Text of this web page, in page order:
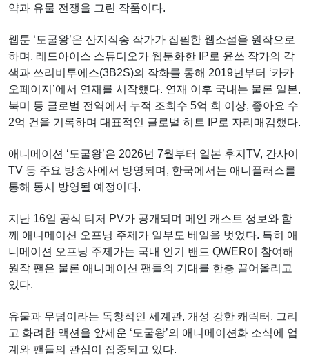
약과 유물 전쟁을 그린 작품이다.
웹툰 ‘도굴왕’은 산지직송 작가가 집필한 웹소설을 원작으로
하며, 레드아이스 스튜디오가 웹툰화한 IP로 윤쓰 작가의 각
색과 쓰리비투에스(3B2S)의 작화를 통해 2019년부터 ‘카카
오페이지’에서 연재를 시작했다. 연재 이후 국내는 물론 일본,
북미 등 글로벌 전역에서 누적 조회수 5억 회 이상, 좋아요 수
2억 건을 기록하며 대표적인 글로벌 히트 IP로 자리매김했다.
애니메이션 ‘도굴왕’은 2026년 7월부터 일본 후지TV, 간사이
TV 등 주요 방송사에서 방영되며, 한국에서는 애니플러스를
통해 동시 방영될 예정이다.
지난 16일 공식 티저 PV가 공개되며 메인 캐스트 정보와 함
께 애니메이션 오프닝 주제가 일부도 베일을 벗었다. 특히 애
니메이션 오프닝 주제가는 국내 인기 밴드 QWER이 참여해
원작 팬은 물론 애니메이션 팬들의 기대를 한층 끌어올리고
있다.
유물과 무덤이라는 독창적인 세계관, 개성 강한 캐릭터, 그리
고 화려한 액션을 앞세운 ‘도굴왕’의 애니메이션화 소식에 업
계와 팬들의 관심이 집중되고 있다.